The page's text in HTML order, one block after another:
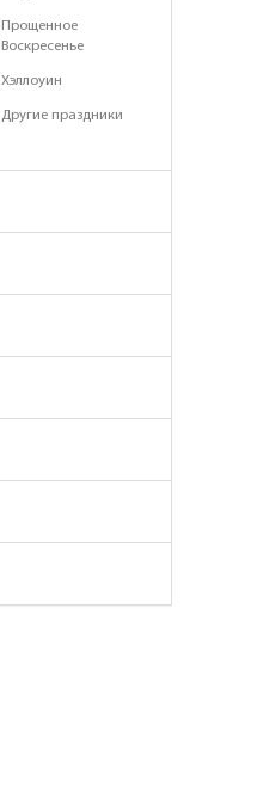
Прощенное
Воскресенье
Хэллоуин
Другие праздники